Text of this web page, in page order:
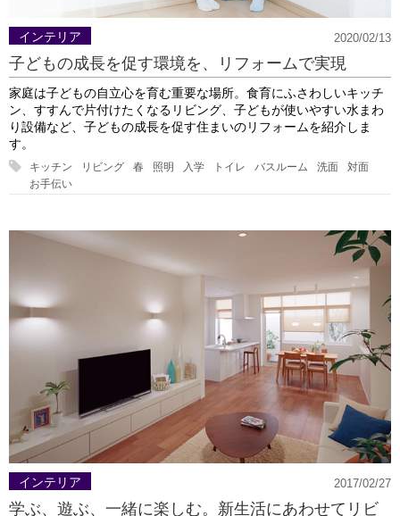
インテリア
子どもの成長を促す環境を、リフォームで実現
2020/02/13
家庭は子どもの自立心を育む重要な場所。食育にふさわしいキッチ
ン、すすんで片付けたくなるリビング、子どもが使いやすい水まわ
り設備など、子どもの成長を促す住まいのリフォームを紹介しま
す。
キッチン リビング 春 照明 入学 トイレ バスルーム 洗面
対面
お手伝い
インテリア
学ぶ、遊ぶ、一緒に楽しむ。新生活にあわせてリビ
2017/02/27